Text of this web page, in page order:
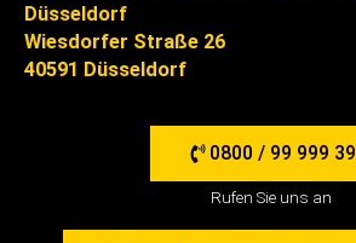
Düsseldorf
Wiesdorfer Straße 26
40591 Düsseldorf
0800 / 99 999 39
Rufen Sie uns an